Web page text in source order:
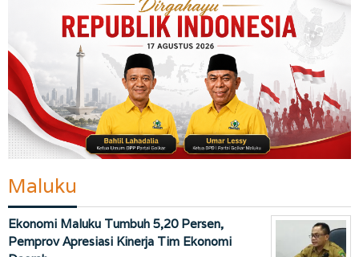
Maluku
Ekonomi Maluku Tumbuh 5,20 Persen,
Pemprov Apresiasi Kinerja Tim Ekonomi